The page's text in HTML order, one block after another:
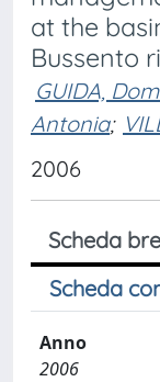
at the
Bussento
GUIDA,
Antonia;
2006
Scheda
Scheda
Anno
2006